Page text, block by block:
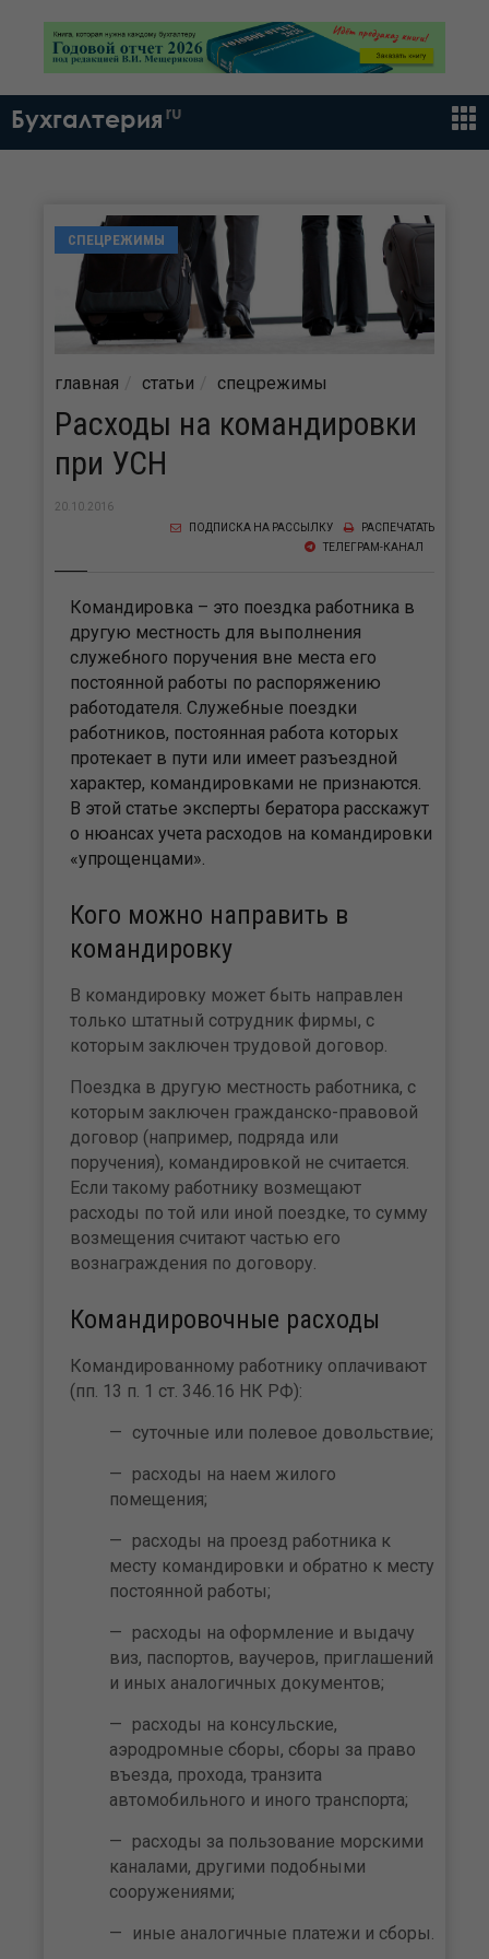
Бухгалтерия ru
СПЕЦРЕЖИМЫ
главная статьи спецрежимы
Расходы на командировки
при УСН
20.10.2016
РАСПЕЧАТАТЬ
ПОДПИСКА НА РАССЫЛКУ
ТЕЛЕГРАМ-КАНАЛ
Командировка – это поездка работника в
другую местность для выполнения
служебного поручения вне места его
постоянной работы по распоряжению
работодателя. Служебные поездки
работников, постоянная работа которых
протекает в пути или имеет разъездной
характер, командировками не признаются.
В этой статье эксперты бератора расскажут
о нюансах учета расходов на командировки
«упрощенцами».
Кого можно направить в
командировку
В командировку может быть направлен
только штатный сотрудник фирмы, с
которым заключен трудовой договор.
Поездка в другую местность работника, с
которым заключен гражданско-правовой
договор (например, подряда или
поручения), командировкой не считается.
Если такому работнику возмещают
расходы по той или иной поездке, то сумму
возмещения считают частью его
вознаграждения по договору.
Командировочные расходы
Командированному работнику оплачивают
(пп. 13 п. 1 ст. 346.16 НК РФ):
суточные или полевое довольствие;
расходы на наем жилого
помещения;
расходы на проезд работника к
месту командировки и обратно к месту
постоянной работы;
расходы на оформление и выдачу
виз, паспортов, ваучеров, приглашений
и иных аналогичных документов;
расходы на консульские,
аэродромные сборы, сборы за право
въезда, прохода, транзита
автомобильного и иного транспорта;
расходы за пользование морскими
каналами, другими подобными
сооружениями;
иные аналогичные платежи и сборы.